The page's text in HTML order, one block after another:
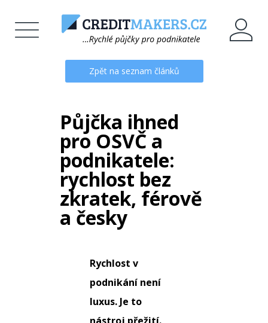
Zpět na seznam článků
Půjčka ihned
pro OSVČ a
podnikatele:
rychlost bez
zkratek, férově
a česky
Rychlost v
podnikání není
luxus. Je to